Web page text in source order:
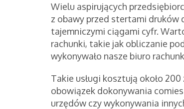
Wielu aspirujących
z obawy przed stertami druków
tajemniczymi ciągami cyfr.
rachunki, takie jak obliczanie
wykonywało nasze biuro
Takie usługi kosztują około
obowiązek dokonywania
urzędów czy wykonywania